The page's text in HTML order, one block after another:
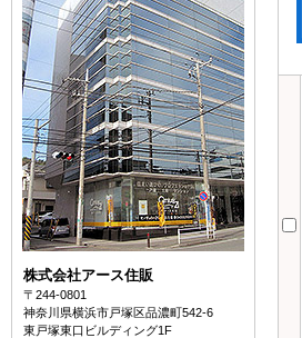
株式会社アース住販
〒244-0801
神奈川県横浜市戸塚区品濃町542-6
東戸塚東口ビルディング1F